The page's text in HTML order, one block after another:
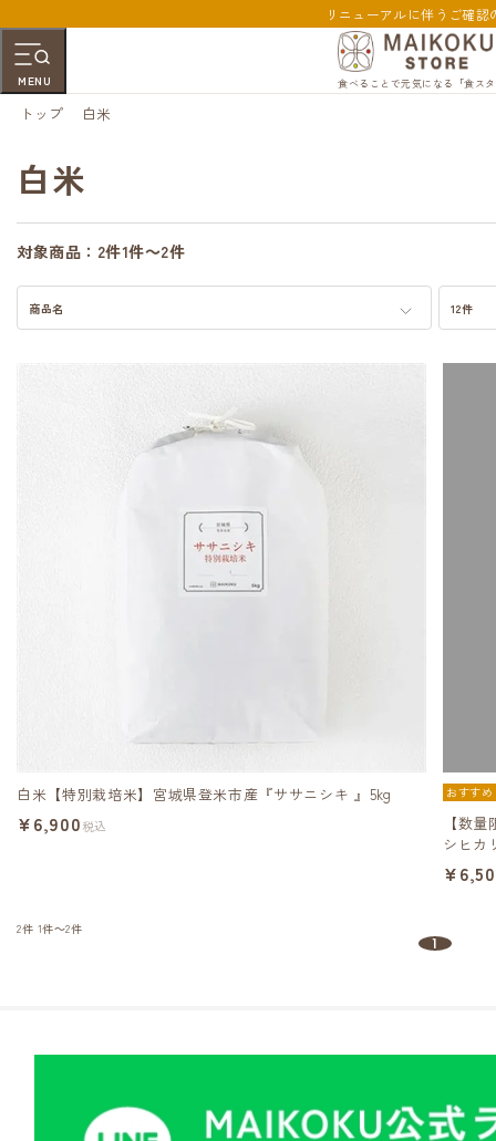
リニューアルに伴うご確認
MENU 食べることで元気になる「食ス
トップ 白米
白米
対象商品： 2件1件～2件
商品名 12件
白米【特別栽培米】宮城県登米市産『ササニシキ 』5kg
¥6,900税込
おすすめ
【数
シヒカ
2件 1件～2件
1